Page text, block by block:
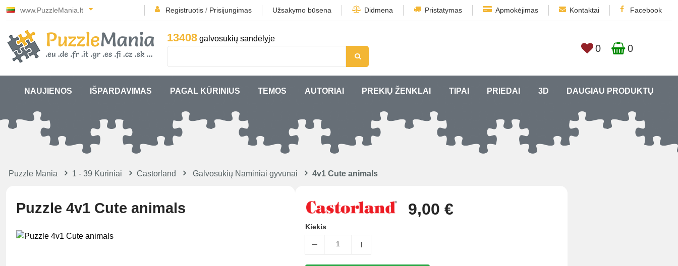
www.PuzzleMania.lt Registruotis / Prisijungimas Užsakymo būsena Didmena Pristatymas Apmokėjimas Kontaktai Facebook
13408 galvosūkių sandėlyje
0 0
NAUJIENOS IŠPARDAVIMAS PAGAL KŪRINIUS TEMOS AUTORIAI PREKIŲ ŽENKLAI TIPAI PRIEDAI 3D DAUGIAU PRODUKTŲ
Puzzle Mania 1 - 39 Kūriniai Castorland Galvosūkių Naminiai gyvūnai 4v1 Cute animals
Puzzle 4v1 Cute animals 9,00 €
Kiekis
1